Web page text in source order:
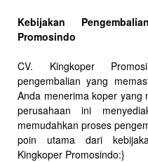
Kebijakan
Promosindo
CV. Kingkoper
pengembalian yang
Anda menerima koper yang
perusahaan ini
memudahkan proses
poin utama dari
Kingkoper Promosindo:}